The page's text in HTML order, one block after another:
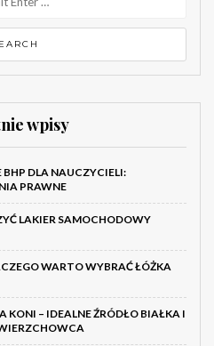
wpisy
BHP DLA NAUCZYCIELI:
PRAWNE
LAKIER SAMOCHODOWY
WARTO WYBRAĆ ŁÓŻKA
KONI – IDEALNE ŹRÓDŁO BIAŁKA I